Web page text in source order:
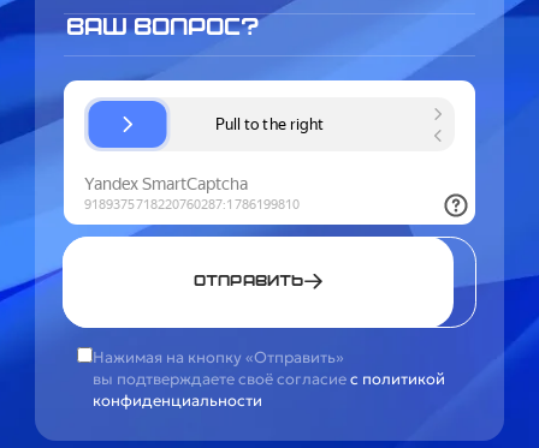
Отправить
Нажимая на кнопку «Отправить»
вы подтверждаете своё согласиес политикой
конфиденциальности